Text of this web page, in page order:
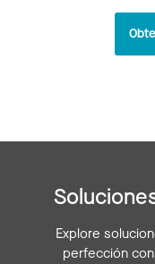
Explore
perfección